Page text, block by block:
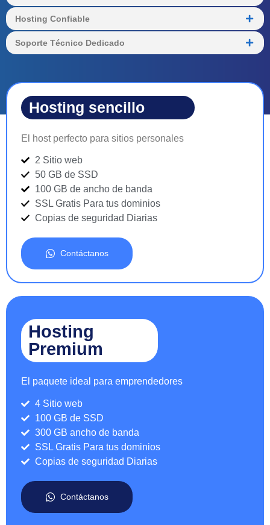
Hosting Confiable
Soporte Técnico Dedicado
Hosting sencillo
El host perfecto para sitios personales
2 Sitio web
50 GB de SSD
100 GB de ancho de banda
SSL Gratis Para tus dominios
Copias de seguridad Diarias
Contáctanos
Hosting
Premium
El paquete ideal para emprendedores
4 Sitio web
100 GB de SSD
300 GB ancho de banda
SSL Gratis Para tus dominios
Copias de seguridad Diarias
Contáctanos